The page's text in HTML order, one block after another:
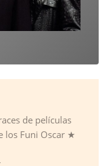
de películas
los Funi Oscar ★